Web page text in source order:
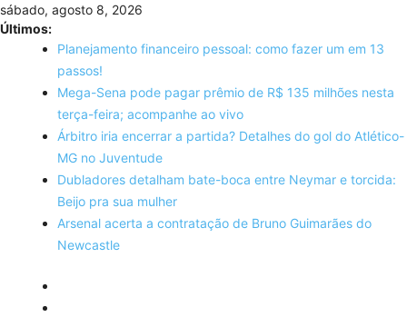
Skip
to
content
sábado, agosto 8, 2026
Últimos:
Planejamento financeiro pessoal: como fazer um em 13
passos!
Mega-Sena pode pagar prêmio de R$ 135 milhões nesta
terça-feira; acompanhe ao vivo
Árbitro iria encerrar a partida? Detalhes do gol do Atlético-
MG no Juventude
Dubladores detalham bate-boca entre Neymar e torcida:
Beijo pra sua mulher
Arsenal acerta a contratação de Bruno Guimarães do
Newcastle